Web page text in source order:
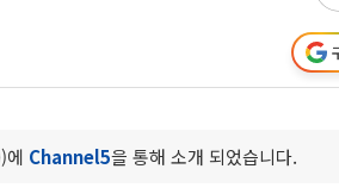
에 Channel5을 통해 소개 되었습니다.